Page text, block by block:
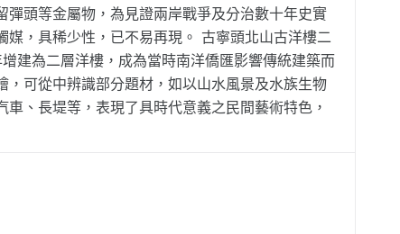
頭等金屬物，為見證兩岸戰爭及分治數十年史實
，具稀少性，已不易再現。 古寧頭北山古洋樓二
建為二層洋樓，成為當時南洋僑匯影響傳統建築而
可從中辨識部分題材，如以山水風景及水族生物
、長堤等，表現了具時代意義之民間藝術特色，